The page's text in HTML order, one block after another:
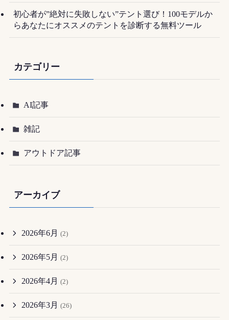
初心者が”絶対に失敗しない”テント選び！100モデルか
らあなたにオススメのテントを診断する無料ツール
カテゴリー
AI記事
雑記
アウトドア記事
アーカイブ
2026年6月 (2)
2026年5月 (2)
2026年4月 (2)
2026年3月 (26)